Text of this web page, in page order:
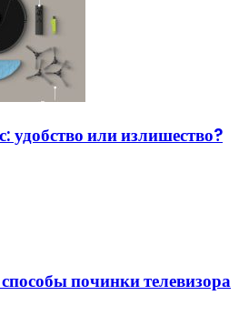
удобство или излишество?
починки телевизора